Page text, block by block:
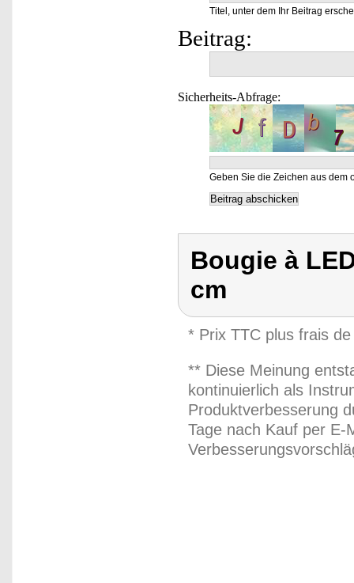
Titel, unter dem Ihr Beitrag
Beitrag:
Sicherheits-Abfrage:
Geben Sie die Zeichen aus dem
Bougie à
cm
* Prix TTC plus frais
** Diese Meinung
kontinuierlich als
Produktverbesserung
Tage nach Kauf per E-